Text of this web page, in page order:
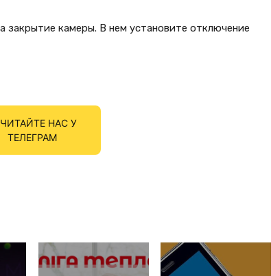
закрытие камеры. В нем установите отключение
ЧИТАЙТЕ НАС У
ТЕЛЕГРАМ